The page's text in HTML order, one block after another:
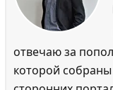
отвечаю за
которой